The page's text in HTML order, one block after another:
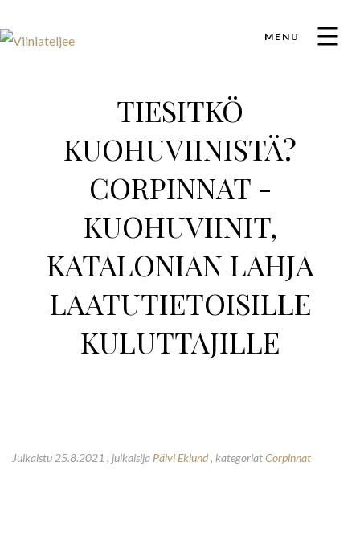
MENU
TIESITKÖ
KUOHUVIINISTÄ?
CORPINNAT -
KUOHUVIINIT,
KATALONIAN LAHJA
LAATUTIETOISILLE
KULUTTAJILLE
Julkaistu 25.8.2021 , julkaisija Päivi Eklund, kategoriatCorpinnat